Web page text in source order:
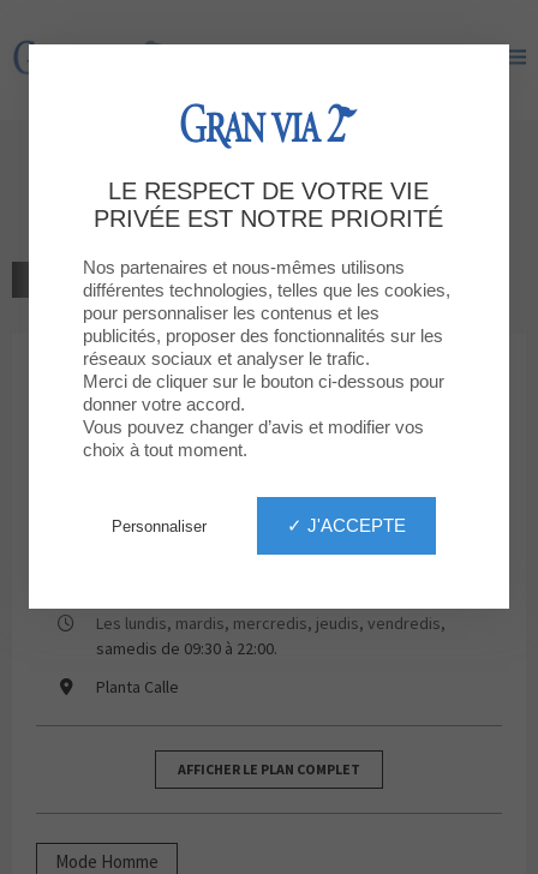
Gran Via 2
Mango Man
RETOUR À LA LISTE
MODE HOMME
Mango Man
Les lundis, mardis, mercredis, jeudis, vendredis,
samedis de 09:30 à 22:00.
Planta Calle
AFFICHER LE PLAN COMPLET
Mode Homme
LE RESPECT DE VOTRE VIE
PRIVÉE EST NOTRE PRIORITÉ
Nos partenaires et nous-mêmes utilisons
différentes technologies, telles que les cookies,
pour personnaliser les contenus et les
publicités, proposer des fonctionnalités sur les
réseaux sociaux et analyser le trafic.
Merci de cliquer sur le bouton ci-dessous pour
donner votre accord.
Vous pouvez changer d’avis et modifier vos
choix à tout moment.
✓ J'ACCEPTE
Personnaliser